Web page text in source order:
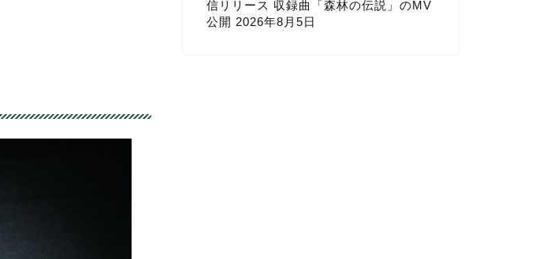
信リリース 収録曲「森林の伝説」のMV
公開 2026年8月5日